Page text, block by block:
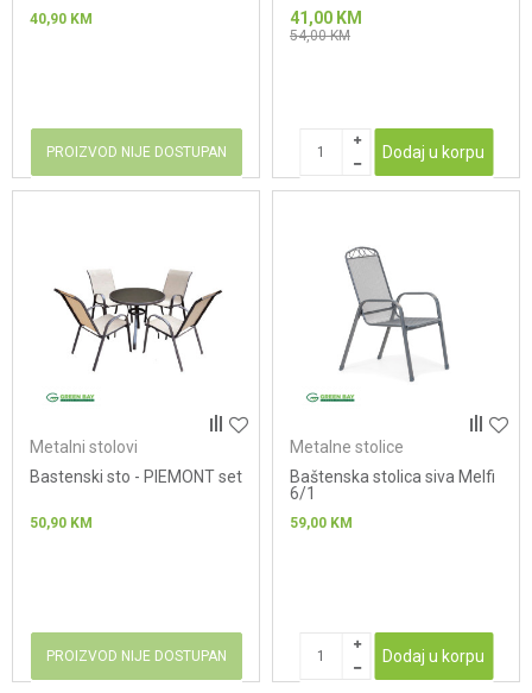
40,90 KM
PROIZVOD NIJE DOSTUPAN
41,00 KM
54,00KM
Dodaj u korpu
Metalni stolovi
Bastenski sto - PIEMONT set
50,90 KM
PROIZVOD NIJE DOSTUPAN
Metalne stolice
Baštenska stolica siva Melfi
6/1
59,00 KM
Dodaj u korpu